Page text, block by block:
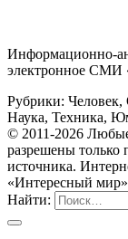
Информационно-
электронное СМИ
Рубрики: Человек,
Наука, Техника,
© 2011-2026
разрешены только
источника.
«Интересный мир»
Найти: